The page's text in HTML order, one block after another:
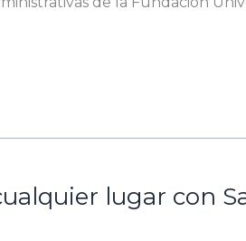
lugar con